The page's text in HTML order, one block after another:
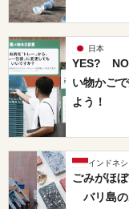
日本
YES?
い物かご
よう！
インドネシ
ごみがほ
バリ島の